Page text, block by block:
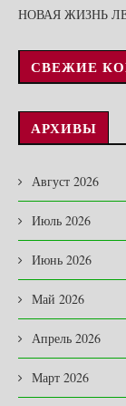
НОВАЯ ЖИЗНЬ
СВЕЖИЕ
АРХИВЫ
Август 2026
Июль 2026
Июнь 2026
Май 2026
Апрель 2026
Март 2026